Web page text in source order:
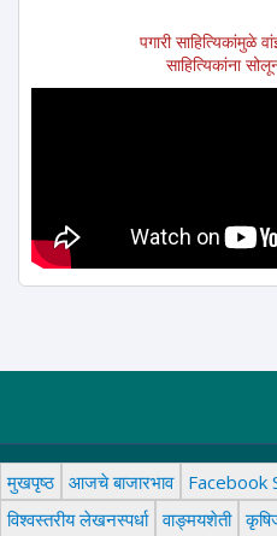
पगारी साहित्यिकांमुळे
साहित्यिकांना
मुखपृष्ठ आजचे बाजारभाव Facebook
विश्वस्तरीय लेखनस्पर्धा वाङ्मयशेती